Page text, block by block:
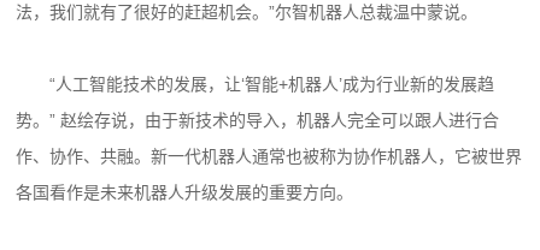
法，我们就有了很好的赶超机会。”尔智机器人总裁温中蒙说。
“人工智能技术的发展，让‘智能+机器人’成为行业新的发展趋
势。” 赵绘存说，由于新技术的导入，机器人完全可以跟人进行合
作、协作、共融。新一代机器人通常也被称为协作机器人，它被世界
各国看作是未来机器人升级发展的重要方向。